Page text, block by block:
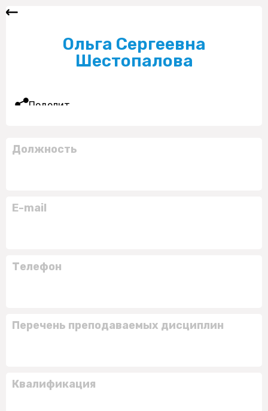
Ольга Сергеевна
Шестопалова
Поделиться
Должность
E-mail
Телефон
Перечень преподаваемых дисциплин
Квалификация